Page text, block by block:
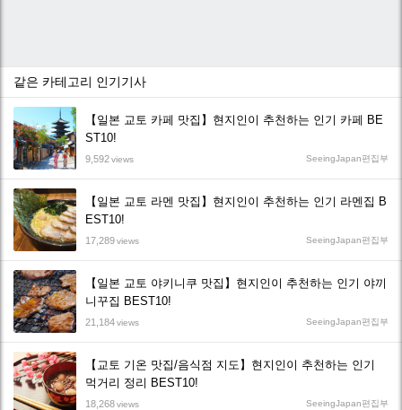
같은 카테고리 인기기사
【일본 교토 카페 맛집】현지인이 추천하는 인기 카페 BE
ST10!
9,592views SeeingJapan편집부
【일본 교토 라멘 맛집】현지인이 추천하는 인기 라멘집 B
EST10!
17,289views SeeingJapan편집부
【일본 교토 야키니쿠 맛집】현지인이 추천하는 인기 야끼
니꾸집 BEST10!
21,184views SeeingJapan편집부
【교토 기온 맛집/음식점 지도】현지인이 추천하는 인기
먹거리 정리 BEST10!
18,268views SeeingJapan편집부